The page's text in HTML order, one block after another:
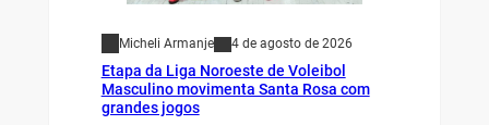
Micheli Armanje 4 de agosto de 2026
Etapa da Liga Noroeste de Voleibol
Masculino movimenta Santa Rosa com
grandes jogos